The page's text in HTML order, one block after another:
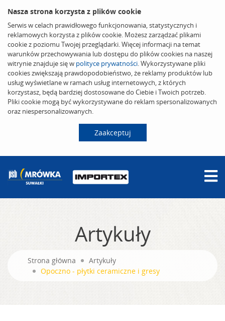
Nasza strona korzysta z plików cookie
Serwis w celach prawidłowego funkcjonowania, statystycznych i
reklamowych korzysta z plików cookie. Możesz zarządzać plikami
cookie z poziomu Twojej przeglądarki. Więcej informacji na temat
warunków przechowywania lub dostępu do plików cookies na naszej
witrynie znajduje się w polityce prywatności. Wykorzystywane pliki
cookies zwiększają prawdopodobieństwo, że reklamy produktów lub
usług wyświetlane w ramach usług internetowych, z których
korzystasz, będą bardziej dostosowane do Ciebie i Twoich potrzeb.
Pliki cookie mogą być wykorzystywane do reklam spersonalizowanych
oraz niespersonalizowanych.
Zaakceptuj
Artykuły
Strona główna
Artykuły
Opoczno - płytki ceramiczne i gresy